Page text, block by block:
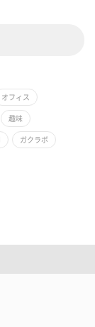
オフィス
趣味
ガクラボ